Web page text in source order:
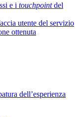
e i touchpointdel
utente del servizio
ottenuta
dell’esperienza